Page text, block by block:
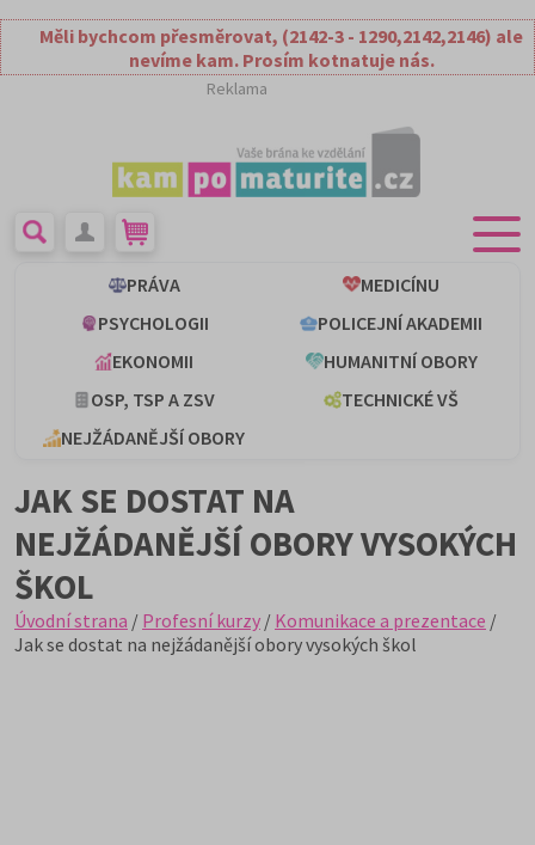
Měli bychcom přesměrovat, (2142-3 - 1290,2142,2146) ale
nevíme kam. Prosím kotnatuje nás.
Reklama
PRÁVA
MEDICÍNU
PSYCHOLOGII
POLICEJNÍ AKADEMII
EKONOMII
HUMANITNÍ OBORY
OSP, TSP A ZSV
TECHNICKÉ VŠ
NEJŽÁDANĚJŠÍ OBORY
JAK SE DOSTAT NA
NEJŽÁDANĚJŠÍ OBORY VYSOKÝCH
ŠKOL
Úvodní strana / Profesní kurzy / Komunikace a prezentace /
Jak se dostat na nejžádanější obory vysokých škol